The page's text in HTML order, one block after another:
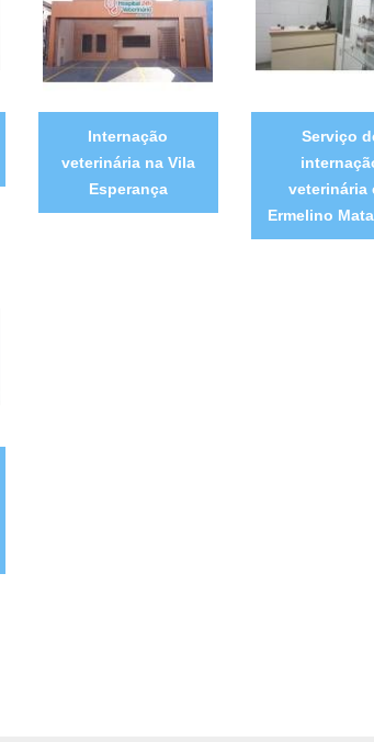
Internação
veterinária na Vila
Esperança
Serviço
veterinária
Ermelino